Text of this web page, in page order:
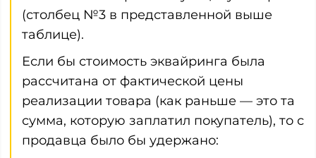
(столбец №3 в представленной выше
таблице).
Если бы стоимость эквайринга была
рассчитана от фактической цены
реализации товара (как раньше — это та
сумма, которую заплатил покупатель), то с
продавца было бы удержано: